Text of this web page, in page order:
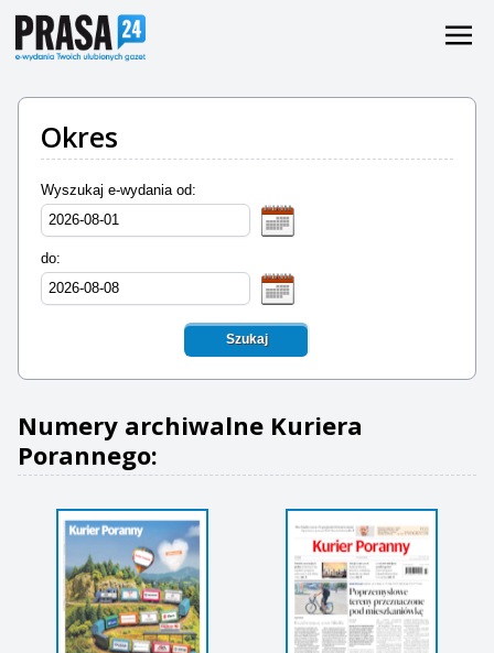
Okres
Wyszukaj e-wydania od:
do:
Szukaj
Numery archiwalne Kuriera
Porannego: